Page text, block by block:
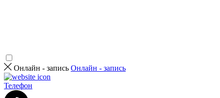
Онлайн - запись Онлайн - запись
Телефон